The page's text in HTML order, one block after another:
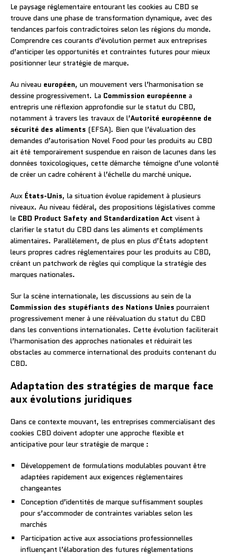
Le paysage réglementaire entourant les cookies au CBD se
trouve dans une phase de transformation dynamique, avec des
tendances parfois contradictoires selon les régions du monde.
Comprendre ces courants d’évolution permet aux entreprises
d’anticiper les opportunités et contraintes futures pour mieux
positionner leur stratégie de marque.
Au niveau européen, un mouvement vers l’harmonisation se
dessine progressivement. La Commission européenne a
entrepris une réflexion approfondie sur le statut du CBD,
notamment à travers les travaux de l’Autorité européenne de
sécurité des aliments (EFSA). Bien que l’évaluation des
demandes d’autorisation Novel Food pour les produits au CBD
ait été temporairement suspendue en raison de lacunes dans les
données toxicologiques, cette démarche témoigne d’une volonté
de créer un cadre cohérent à l’échelle du marché unique.
Aux États-Unis, la situation évolue rapidement à plusieurs
niveaux. Au niveau fédéral, des propositions législatives comme
le CBD Product Safety and Standardization Act visent à
clarifier le statut du CBD dans les aliments et compléments
alimentaires. Parallèlement, de plus en plus d’États adoptent
leurs propres cadres réglementaires pour les produits au CBD,
créant un patchwork de règles qui complique la stratégie des
marques nationales.
Sur la scène internationale, les discussions au sein de la
Commission des stupéfiants des Nations Unies pourraient
progressivement mener à une réévaluation du statut du CBD
dans les conventions internationales. Cette évolution faciliterait
l’harmonisation des approches nationales et réduirait les
obstacles au commerce international des produits contenant du
CBD.
Adaptation des stratégies de marque face
aux évolutions juridiques
Dans ce contexte mouvant, les entreprises commercialisant des
cookies CBD doivent adopter une approche flexible et
anticipative pour leur stratégie de marque :
Développement de formulations modulables pouvant être
adaptées rapidement aux exigences réglementaires
changeantes
Conception d’identités de marque suffisamment souples
pour s’accommoder de contraintes variables selon les
marchés
Participation active aux associations professionnelles
influençant l’élaboration des futures réglementations